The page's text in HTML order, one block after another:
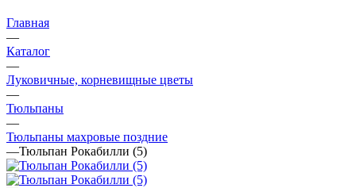
Главная
—
Каталог
—
Луковичные, корневищные цветы
—
Тюльпаны
—
Тюльпаны махровые поздние
—Тюльпан Рокабилли (5)